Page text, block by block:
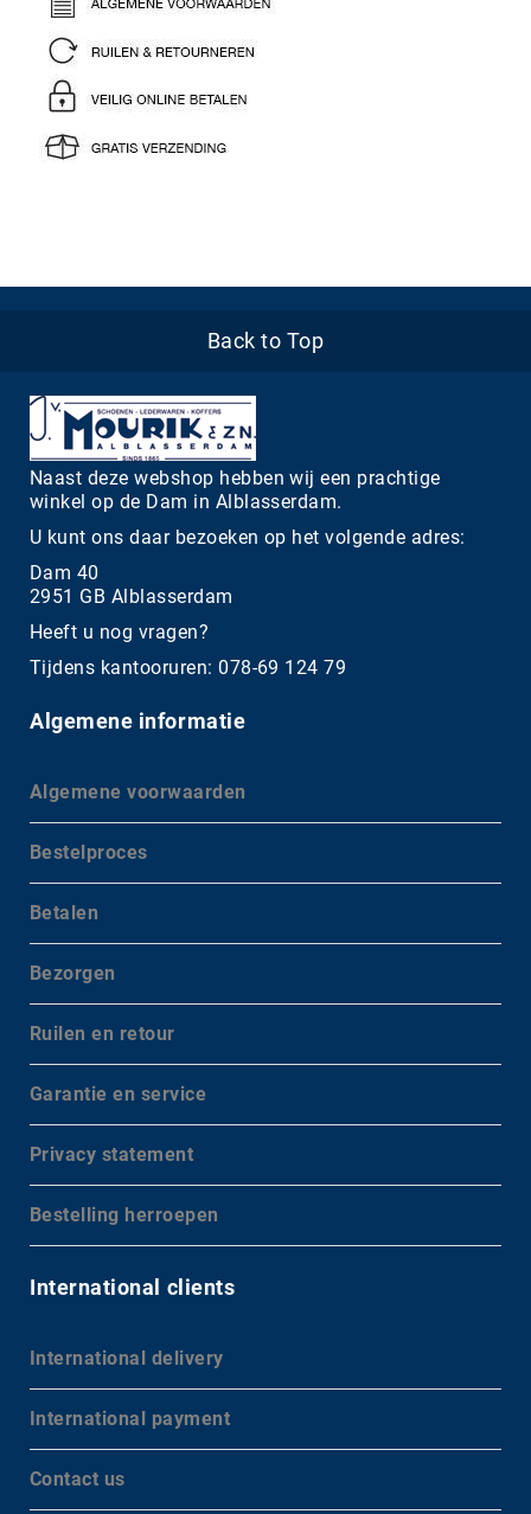
Back to Top
Naast deze webshop hebben wij een prachtige
winkel op de Dam in Alblasserdam.
U kunt ons daar bezoeken op het volgende adres:
Dam 40
2951 GB Alblasserdam
Heeft u nog vragen?
Tijdens kantooruren: 078-69 124 79
Algemene informatie
Algemene voorwaarden
Bestelproces
Betalen
Bezorgen
Ruilen en retour
Garantie en service
Privacy statement
Bestelling herroepen
International clients
International delivery
International payment
Contact us